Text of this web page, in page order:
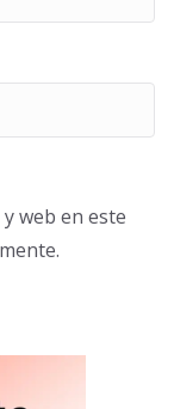
web en este